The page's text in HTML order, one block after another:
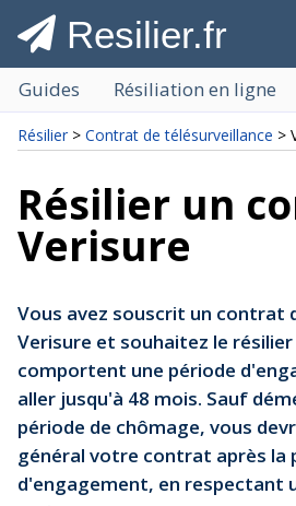
Resilier.fr
Guides Résiliation en ligne
Résilier > Contrat de télésurveillance >
Résilier un
Verisure
Vous avez souscrit un contrat
Verisure et souhaitez le
comportent une période
aller jusqu'à 48 mois. Sauf
période de chômage, vous
général votre contrat après la
d'engagement, en respectant